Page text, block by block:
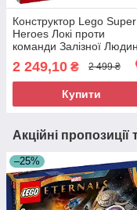
Конструктор Lego Super
Heroes Локі проти
команди Залізної
2 249,10 ₴ 2 499 ₴
Купити
Акційні пропозиції
–25%